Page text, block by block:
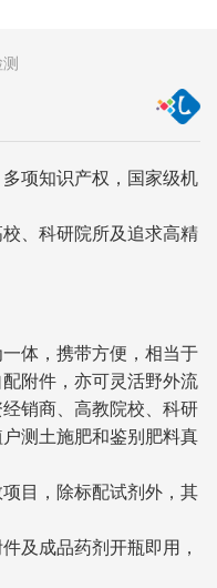
项知识产权，国家级机
、科研院所及追求高精
体，携带方便，相当于
附件，亦可灵活野外流
销商、高教院校、科研
测土施肥和鉴别肥料真
目，除标配试剂外，其
及成品药剂开瓶即用，